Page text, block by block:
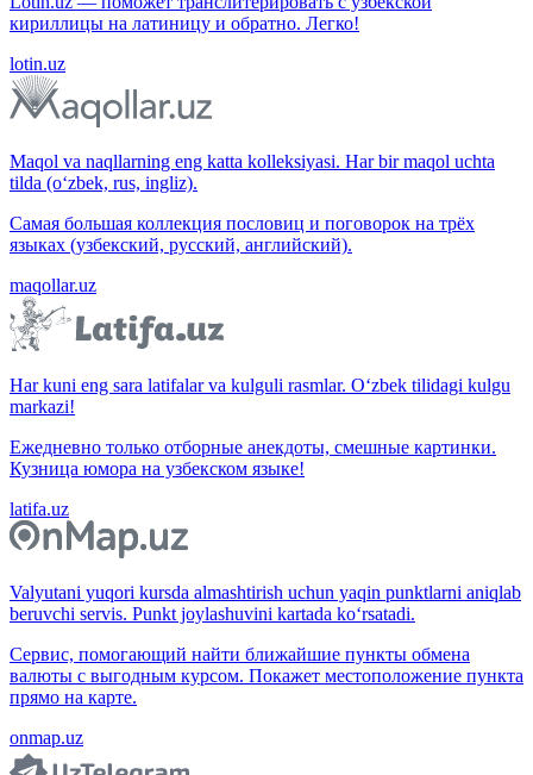
кириллицы на латиницу и обратно. Легко!
lotin.uz
Maqol va naqllarning eng katta kolleksiyasi. Har bir maqol uchta
tilda (o‘zbek, rus, ingliz).
Самая большая коллекция пословиц и поговорок на трёх
языках (узбекский, русский, английский).
maqollar.uz
Har kuni eng sara latifalar va kulguli rasmlar. O‘zbek tilidagi kulgu
markazi!
Ежедневно только отборные анекдоты, смешные картинки.
Кузница юмора на узбекском языке!
latifa.uz
Valyutani yuqori kursda almashtirish uchun yaqin punktlarni aniqlab
beruvchi servis. Punkt joylashuvini kartada ko‘rsatadi.
Сервис, помогающий найти ближайшие пункты обмена
валюты с выгодным курсом. Покажет местоположение пункта
прямо на карте.
onmap.uz